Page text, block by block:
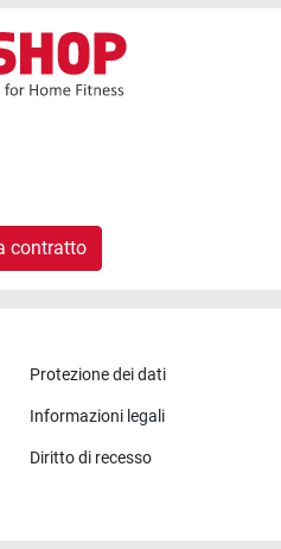
contratto
Protezione dei dati
Informazioni legali
Diritto di recesso